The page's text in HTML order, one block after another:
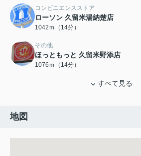
コンビニエンスストア
ローソン 久留米湯納楚店
1042ｍ（14分）
その他
ほっともっと 久留米野添店
1076ｍ（14分）
すべて見る
地図